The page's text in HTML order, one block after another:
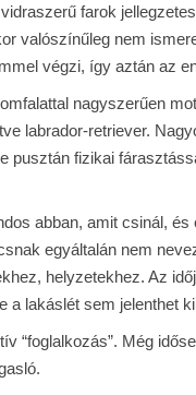
farok
valószínűleg nem
végzi, így aztán az
nagyszerűen
labrador-retriever.
pusztán fizikai
abban, amit csinál,
egyáltalán nem
helyzetekhez. Az
a lakáslét sem jelenthet
“foglalkozás”. Még